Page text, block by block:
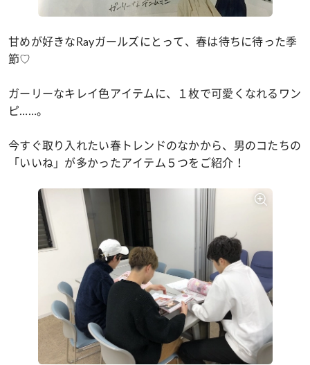
甘めが好きなRayガールズにとって、春は待ちに待った季
節♡
ガーリーなキレイ色アイテムに、１枚で可愛くなれるワン
ピ……。
今すぐ取り入れたい春トレンドのなかから、男のコたちの
「いいね」が多かったアイテム５つをご紹介！